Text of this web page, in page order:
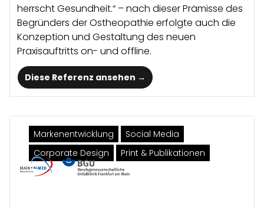
herrscht Gesundheit.“ – nach dieser Prämisse des
Begründers der Ostheopathie erfolgte auch die
Konzeption und Gestaltung des neuen
Praxisauftritts on- und offline.
Diese Referenz ansehen →
Marken­entwicklung
Social Media
Corporate Design
Print & Publikationen